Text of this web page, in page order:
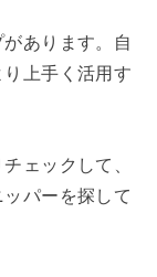
あります。自
上手く活用す
ェックして、
パーを探して